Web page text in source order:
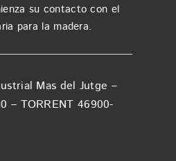
su contacto con el
para la madera.
Mas del Jutge –
– TORRENT 46900-